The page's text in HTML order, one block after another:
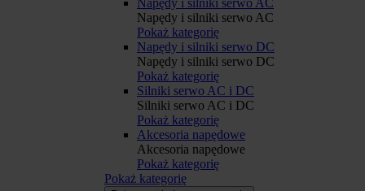
Napędy i silniki serwo AC
Napędy i silniki serwo AC
Pokaż kategorię
Napędy i silniki serwo DC
Napędy i silniki serwo DC
Pokaż kategorię
Silniki serwo AC i DC
Silniki serwo AC i DC
Pokaż kategorię
Akcesoria napędowe
Akcesoria napędowe
Pokaż kategorię
Pokaż kategorię